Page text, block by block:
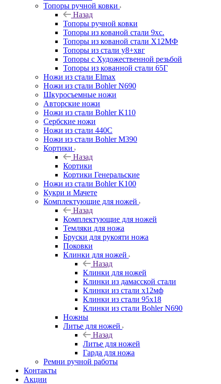
Топоры ручной ковки
Назад
Топоры ручной ковки
Топоры из кованой стали 9хс.
Топоры из кованой стали Х12МФ
Топоры из стали у8+хвг
Топоры с Художественной резьбой
Топоры из кованной стали 65Г
Ножи из стали Elmax
Ножи из стали Bohler N690
Шкуросъемные ножи
Авторские ножи
Ножи из стали Bohler K110
Сербские ножи
Ножи из стали 440С
Ножи из стали Bohler M390
Кортики
Назад
Кортики
Кортики Генеральские
Ножи из стали Bohler K100
Кукри и Мачете
Комплектующие для ножей
Назад
Комплектующие для ножей
Темляки для ножа
Бруски для рукояти ножа
Поковки
Клинки для ножей
Назад
Клинки для ножей
Клинки из дамасской стали
Клинки из стали х12мф
Клинки из стали 95х18
Клинки из стали Bohler N690
Ножны
Литье для ножей
Назад
Литье для ножей
Гарда для ножа
Ремни ручной работы
Контакты
Акции